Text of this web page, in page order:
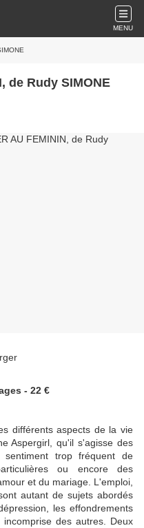
MENU
de Rudy SIMONE
- 22 €
différents aspects de la vie
Aspergirl, qu'il s'agisse des
sentiment trop fréquent de
ou encore des
et du mariage. L'emploi,
autant de sujets abordés
les effondrements
des autres. Deux